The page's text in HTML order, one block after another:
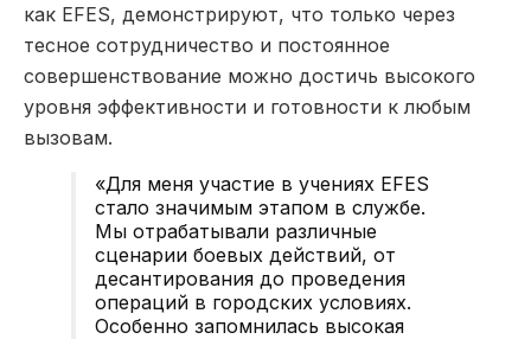
как EFES, демонстрируют, что только через
тесное сотрудничество и постоянное
совершенствование можно достичь высокого
уровня эффективности и готовности к любым
вызовам.
«Для меня участие в учениях EFES
стало значимым этапом в службе.
Мы отрабатывали различные
сценарии боевых действий, от
десантирования до проведения
операций в городских условиях.
Особенно запомнилась высокая